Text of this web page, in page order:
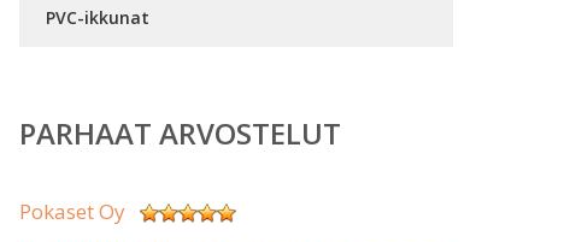
PVC-ikkunat
PARHAAT ARVOSTELUT
Pokaset Oy